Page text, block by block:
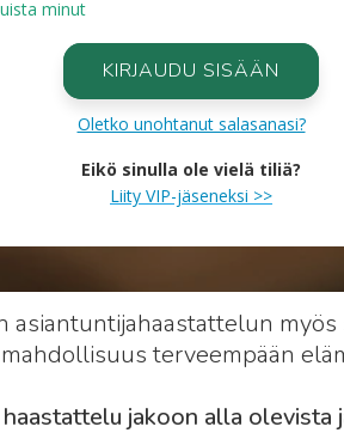
minut
KIRJAUDU SISÄÄN
Oletko unohtanut salasanasi?
Eikö sinulla ole vielä tiliä?
Liity VIP-jäseneksi >>
asiantuntijahaastattelun
terveempään
haastattelu jakoon alla olevista